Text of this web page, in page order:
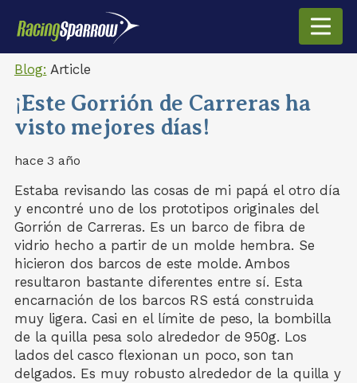
Blog: Article
¡Este Gorrión de Carreras ha
visto mejores días!
hace 3 año
Estaba revisando las cosas de mi papá el otro día
y encontré uno de los prototipos originales del
Gorrión de Carreras. Es un barco de fibra de
vidrio hecho a partir de un molde hembra. Se
hicieron dos barcos de este molde. Ambos
resultaron bastante diferentes entre sí. Esta
encarnación de los barcos RS está construida
muy ligera. Casi en el límite de peso, la bombilla
de la quilla pesa solo alrededor de 950g. Los
lados del casco flexionan un poco, son tan
delgados. Es muy robusto alrededor de la quilla y